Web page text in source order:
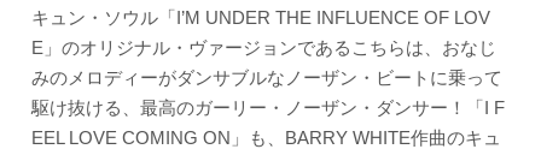
キュン・ソウル「I’M UNDER THE INFLUENCE OF LOV
E」のオリジナル・ヴァージョンであるこちらは、おなじ
みのメロディーがダンサブルなノーザン・ビートに乗って
駆け抜ける、最高のガーリー・ノーザン・ダンサー！「I F
EEL LOVE COMING ON」も、BARRY WHITE作曲のキュ